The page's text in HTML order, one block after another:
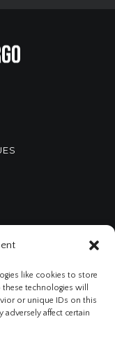
like cookies to store
technologies will
or unique IDs on this
affect certain